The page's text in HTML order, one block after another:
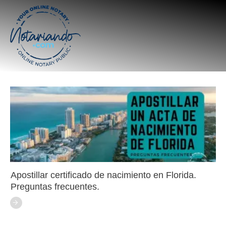
Apostillar certificado de nacimiento en Florida.
Preguntas frecuentes.